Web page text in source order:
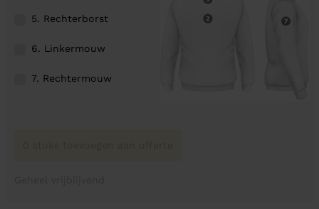
5. Rechterborst
6. Linkermouw
7. Rechtermouw